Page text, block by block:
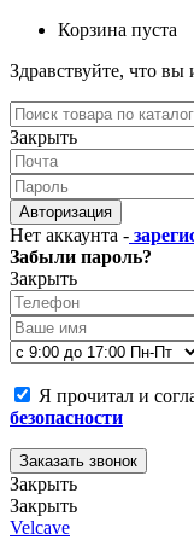
Корзина пуста
Здравствуйте, что вы
Закрыть
Авторизация
Нет аккаунта -
Забыли пароль?
Закрыть
Я прочитал и
безопасности
Заказать звонок
Закрыть
Закрыть
Velcave